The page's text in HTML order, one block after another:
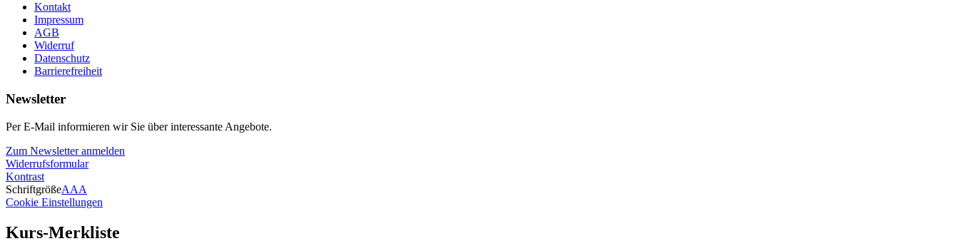
Kontakt
Impressum
AGB
Widerruf
Datenschutz
Barrierefreiheit
Newsletter
Per E-Mail informieren wir Sie über interessante Angebote.
Zum Newsletter anmelden
Widerrufsformular
Kontrast
SchriftgrößeAAA
Cookie Einstellungen
Kurs-Merkliste